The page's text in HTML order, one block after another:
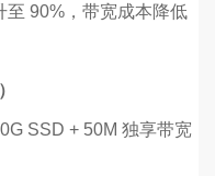
至 90%，带宽成本降低
SSD + 50M 独享带宽